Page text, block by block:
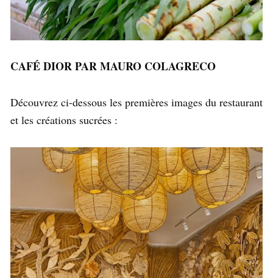
CAFÉ DIOR PAR MAURO COLAGRECO
Découvrez ci-dessous les premières images du restaurant
et les créations sucrées :